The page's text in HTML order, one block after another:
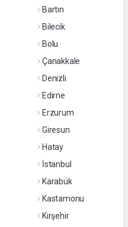
Bartın
Bilecik
Bolu
Çanakkale
Denizli
Edirne
Erzurum
Giresun
Hatay
İstanbul
Karabük
Kastamonu
Kırşehir